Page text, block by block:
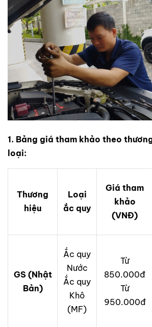
1. Bảng giá tham khảo theo
loại:
Thương
hiệu
Loại
ắc quy
Giá tham
khảo
(VNĐ)
GS (Nhật
Bản)
Ắc quy
Nước
Ắc quy
Khô
(MF)
Từ
850.000đ
Từ
950.000đ